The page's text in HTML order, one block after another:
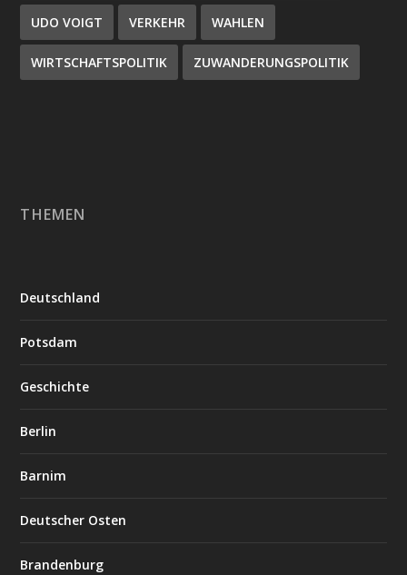
UDO VOIGT VERKEHR WAHLEN
WIRTSCHAFTSPOLITIK ZUWANDERUNGSPOLITIK
THEMEN
Deutschland
Potsdam
Geschichte
Berlin
Barnim
Deutscher Osten
Brandenburg